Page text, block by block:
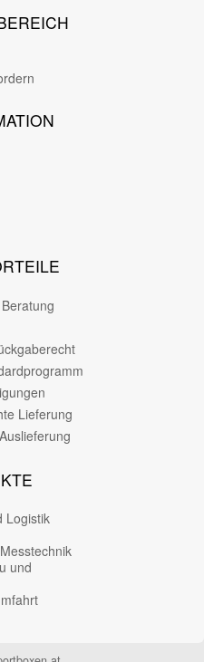
Lieferung
Logistik
und